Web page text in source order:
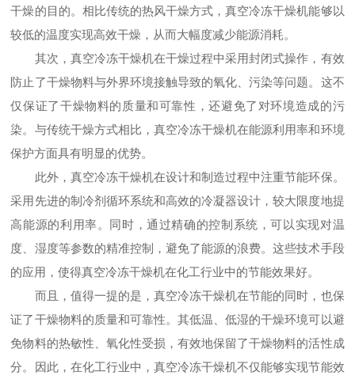
干燥的目的。相比传统的热风干燥方式，真空冷冻干燥机能够以
较低的温度实现高效干燥，从而大幅度减少能源消耗。
其次，真空冷冻干燥机在干燥过程中采用封闭式操作，有效
防止了干燥物料与外界环境接触导致的氧化、污染等问题。这不
仅保证了干燥物料的质量和可靠性，还避免了对环境造成的污
染。与传统干燥方式相比，真空冷冻干燥机在能源利用率和环境
保护方面具有明显的优势。
此外，真空冷冻干燥机在设计和制造过程中注重节能环保。
采用先进的制冷剂循环系统和高效的冷凝器设计，较大限度地提
高能源的利用率。同时，通过精确的控制系统，可以实现对温
度、湿度等参数的精准控制，避免了能源的浪费。这些技术手段
的应用，使得真空冷冻干燥机在化工行业中的节能效果好。
而且，值得一提的是，真空冷冻干燥机在节能的同时，也保
证了干燥物料的质量和可靠性。其低温、低湿的干燥环境可以避
免物料的热敏性、氧化性受损，有效地保留了干燥物料的活性成
分。因此，在化工行业中，真空冷冻干燥机不仅能够实现节能效